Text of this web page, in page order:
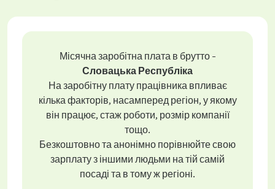
Місячна заробітна плата в брутто -
Словацька Республіка
На заробітну плату працівника впливає
кілька факторів, насамперед регіон, у якому
він працює, стаж роботи, розмір компанії
тощо.
Безкоштовно та анонімно порівнюйте свою
зарплату з іншими людьми на тій самій
посаді та в тому ж регіоні.